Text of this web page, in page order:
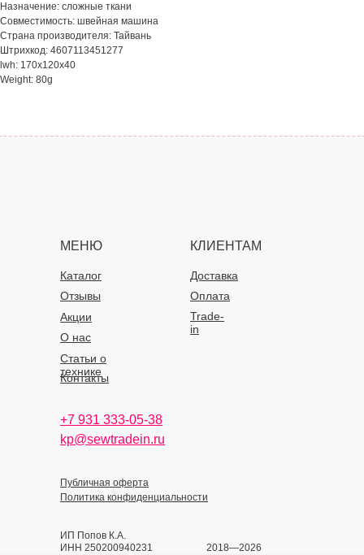
Назначение: сложные ткани
Совместимость: швейная машина
Страна производителя: Тайвань
Штрихкод: 4607113451277
lwh: 170x120x40
Weight: 80g
МЕНЮ КЛИЕНТАМ
Каталог
О нас
Доставка
Статьи о
технике
Оплата
Отзывы
Акции
Контакты
Trade-
in
+7 931 333-05-38
kp@sewtradein.ru
ИП Попов К.А.
ИНН 250200940231
Политика конфиденциальности
Публичная оферта
2018—2026